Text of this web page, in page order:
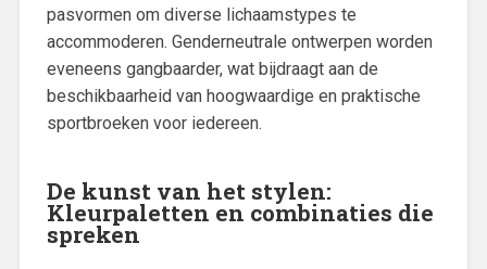
pasvormen om diverse lichaamstypes te
accommoderen. Genderneutrale ontwerpen worden
eveneens gangbaarder, wat bijdraagt aan de
beschikbaarheid van hoogwaardige en praktische
sportbroeken voor iedereen.
De kunst van het stylen:
Kleurpaletten en combinaties die
spreken